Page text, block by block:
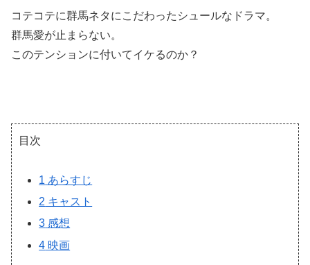
コテコテに群馬ネタにこだわったシュールなドラマ。
群馬愛が止まらない。
このテンションに付いてイケるのか？
目次
1 あらすじ
2 キャスト
3 感想
4 映画